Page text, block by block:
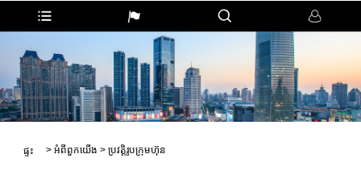
ផ្ទះ > អំពីពួកយើង > ប្រវត្តិរូបក្រុមហ៊ុន